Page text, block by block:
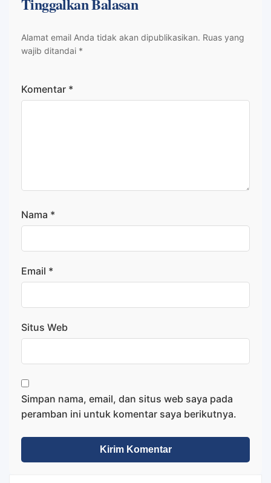
Alamat email Anda tidak akan dipublikasikan. Ruas yang
wajib ditandai *
Komentar *
Nama *
Email *
Situs Web
Simpan nama, email, dan situs web saya pada
peramban ini untuk komentar saya berikutnya.